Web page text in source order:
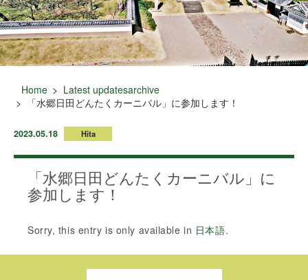
Home
Latest updatesarchive
「水郷日田どんたくカーニバル」に参加します！
2023.05.18 Hita
「水郷日田どんたくカーニバル」に
参加します！
Sorry, this entry is only available in 日本語.